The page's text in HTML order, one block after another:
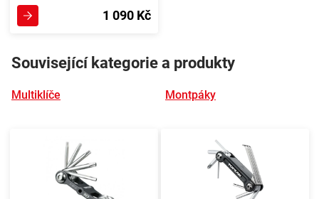
1 090 Kč
Související kategorie a produkty
Multiklíče Montpáky